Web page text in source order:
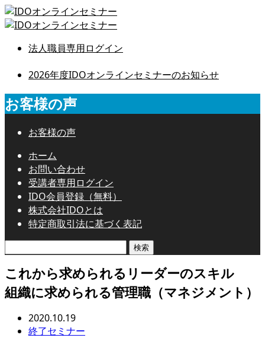
法人職員専用ログイン
2026年度IDOオンラインセミナーのお知らせ
お客様の声
お客様の声
ホーム
お問い合わせ
受講者専用ログイン
IDO会員登録（無料）
株式会社IDOとは
特定商取引法に基づく表記
これから求められるリーダーのスキル
組織に求められる管理職（マネジメント）
2020.10.19
終了セミナー